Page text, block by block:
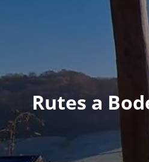
Rutes a